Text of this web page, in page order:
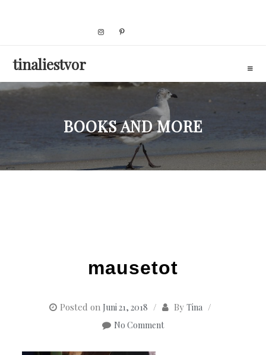
tinaliestvor
BOOKS AND MORE
mausetot
Posted on Juni 21, 2018 By Tina
No Comment